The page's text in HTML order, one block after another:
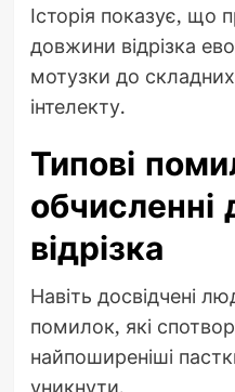
Історія показує, що
довжини відрізка
мотузки до
інтелекту.
Типові
відрізка
Навіть досвідчені
помилок, які
найпоширеніші
уникнути.